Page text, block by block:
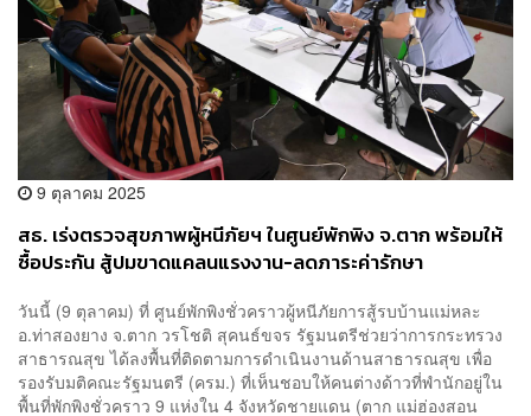
9 ตุลาคม 2025
สธ. เร่งตรวจสุขภาพผู้หนีภัยฯ ในศูนย์พักพิง จ.ตาก พร้อมให้
ซื้อประกัน สู้ปมขาดแคลนแรงงาน-ลดภาระค่ารักษา
วันนี้ (9 ตุลาคม) ที่ ศูนย์พักพิงชั่วคราวผู้หนีภัยการสู้รบบ้านแม่หละ
อ.ท่าสองยาง จ.ตาก วรโชติ สุคนธ์ขจร รัฐมนตรีช่วยว่าการกระทรวง
สาธารณสุข ได้ลงพื้นที่ติดตามการดำเนินงานด้านสาธารณสุข เพื่อ
รองรับมติคณะรัฐมนตรี (ครม.) ที่เห็นชอบให้คนต่างด้าวที่พำนักอยู่ใน
พื้นที่พักพิงชั่วคราว 9 แห่งใน 4 จังหวัดชายแดน (ตาก แม่ฮ่องสอน